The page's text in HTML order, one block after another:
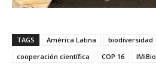
TAGS América Latina biodiversidad
cooperación científica
COP 16 IMiBio